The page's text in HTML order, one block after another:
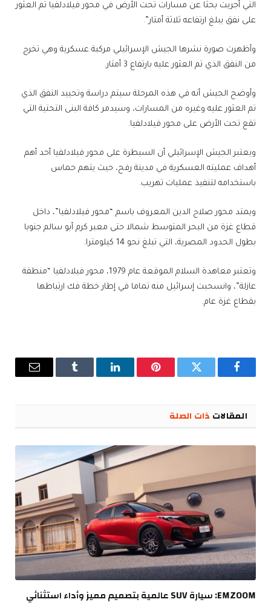
التي أجريت بحثا عن مسارات تحت الأرض في محور فيلادلفيا تم العثور
على نفق يبلغ ارتفاعه ثلاثة أمتار”.
وأظهرت صورة نشرها الجيش الإسرائيلي مركبة عسكرية وهي تخرج
من النفق الذي تم العثور عليه بارتفاع 3 أمتار.
وأوضح الجيش أنه في هذه المرحلة سيتم دراسة وتحييد النفق الذي
تم العثور عليه وغيره من المسارات، وسيدمر كافة البنى التحتية التي
تقع تحت الأرض على محور فيلادلفيا.
ويعتبر الجيش الإسرائيلي أن السيطرة على محور فيلادلفيا أحد أهم
أهداف عمليته العسكرية في مدينة رفح، حيث يتهم حماس
باستخدامه لتنفيذ عمليات تهريب.
ويمتد محور صلاح الدين المعروف باسم “محور فيلادلفيا”، داخل
قطاع غزة من البحر المتوسط شمالا حتى معبر كرم أبو سالم جنوبا
بطول الحدود المصرية، التي تبلغ نحو 14 كيلومترا.
وتعتبر معاهدة السلام الموقعة عام 1979، محور فيلادلفيا “منطقة
عازلة”، وانسحبت إسرائيل منه تماما في إطار خطة فك ارتباطها
بقطاع غزة عام.
فيسبوك تويتر بينتيريستلينكدإن Tumblr
البريد
المقالات ذات الصلة
EMZOOM: سيارة SUV عالمية بتصميم مميز وأداء استثنائي